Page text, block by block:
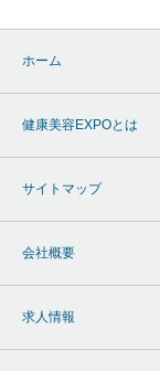
ホーム
健康美容EXPOとは
サイトマップ
会社概要
求人情報